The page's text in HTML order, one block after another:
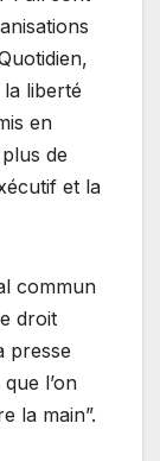
liberté
en
de
et la
commun
droit
presse
l’on
la main”.